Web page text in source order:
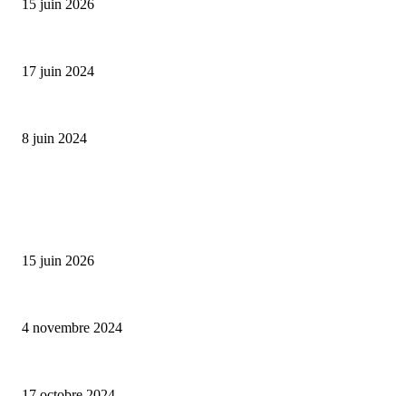
15 juin 2026
17 juin 2024
8 juin 2024
15 juin 2026
4 novembre 2024